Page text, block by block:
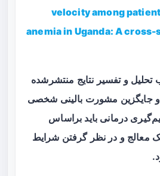
velocity among
anemia in Uganda: A
تحلیل و تفسیر نتایج منتشرشده
جایگزین مشورت بالینی شخصی
درمانی باید براساس
معالج و در نظر گرفتن شرایط